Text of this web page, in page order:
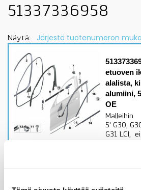
51337336958
Näytä:
etuoven
alalista,
alumiini,
OE
Malleihin
5' G30,
G31 LCI,
OE